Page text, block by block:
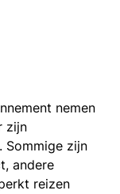
nemen
zijn
Sommige zijn
andere
reizen